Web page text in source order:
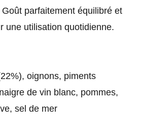
parfaitement équilibré et
une utilisation quotidienne.
oignons, piments
de vin blanc, pommes,
sel de mer